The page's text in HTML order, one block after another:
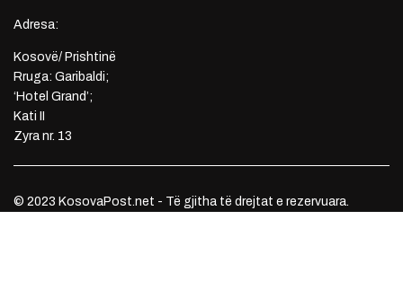
Adresa:
Kosovë/ Prishtinë
Rruga: Garibaldi;
‘Hotel Grand’;
Kati II
Zyra nr. 13
© 2023 KosovaPost.net - Të gjitha të drejtat e rezervuara.